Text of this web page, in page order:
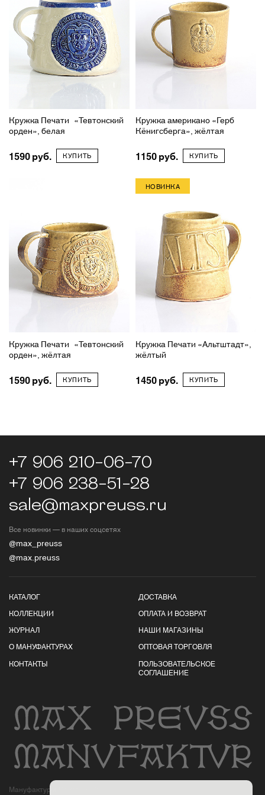
Кружка Печати «Тевтонский
орден», белая
1590 КУПИТЬ
Кружка американо «Герб
Кёнигсберга», жёлтая
1150 КУПИТЬ
Кружка Печати «Тевтонский
орден», жёлтая
1590 КУПИТЬ
НОВИНКА
Кружка Печати «Альтштадт»,
жёлтый
1450 КУПИТЬ
+7 906 210-06-70
+7 906 238-51-28
sale@maxpreuss.ru
Все новинки — в наших соцсетях
@max_preuss
@max.preuss
КАТАЛОГ
КОЛЛЕКЦИИ
ЖУРНАЛ
О МАНУФАКТУРАХ
КОНТАКТЫ
ДОСТАВКА
ОПЛАТА И ВОЗВРАТ
НАШИ МАГАЗИНЫ
ОПТОВАЯ ТОРГОВЛЯ
ПОЛЬЗОВАТЕЛЬСКОЕ
СОГЛАШЕНИЕ
Мануфактуры Макса Пройса